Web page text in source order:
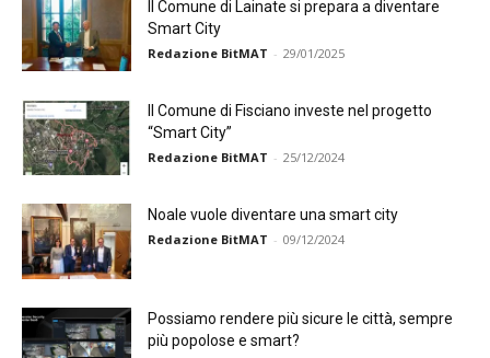
Il Comune di Lainate si prepara a diventare
Smart City
Redazione BitMAT - 29/01/2025
Il Comune di Fisciano investe nel progetto
“Smart City”
Redazione BitMAT - 25/12/2024
Noale vuole diventare una smart city
Redazione BitMAT - 09/12/2024
Possiamo rendere più sicure le città, sempre
più popolose e smart?